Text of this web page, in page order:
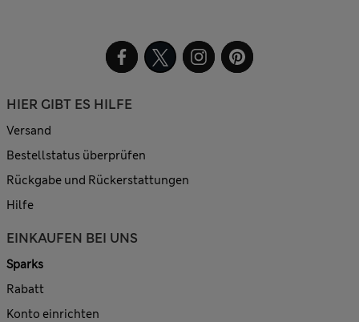
HIER GIBT ES HILFE
Versand
Bestellstatus überprüfen
Rückgabe und Rückerstattungen
Hilfe
EINKAUFEN BEI UNS
Sparks
Rabatt
Konto einrichten